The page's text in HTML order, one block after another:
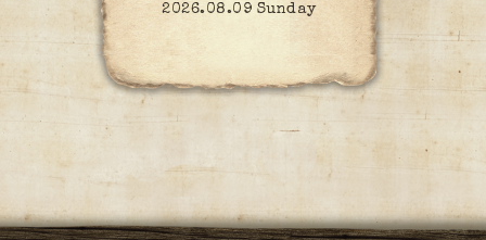
2026.08.09 Sunday